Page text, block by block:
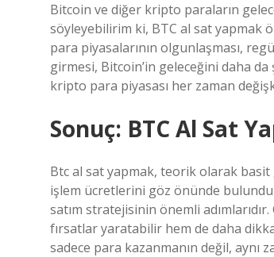
Bitcoin ve diğer kripto paraların
söyleyebilirim ki, BTC al sat yapmak
para piyasalarının olgunlaşması,
girmesi, Bitcoin’in geleceğini daha
kripto para piyasası her zaman
Sonuç: BTC Al Sat
Btc al sat yapmak, teorik olarak
işlem ücretlerini göz önünde
satım stratejisinin önemli
fırsatlar yaratabilir hem de daha
sadece para kazanmanın değil,